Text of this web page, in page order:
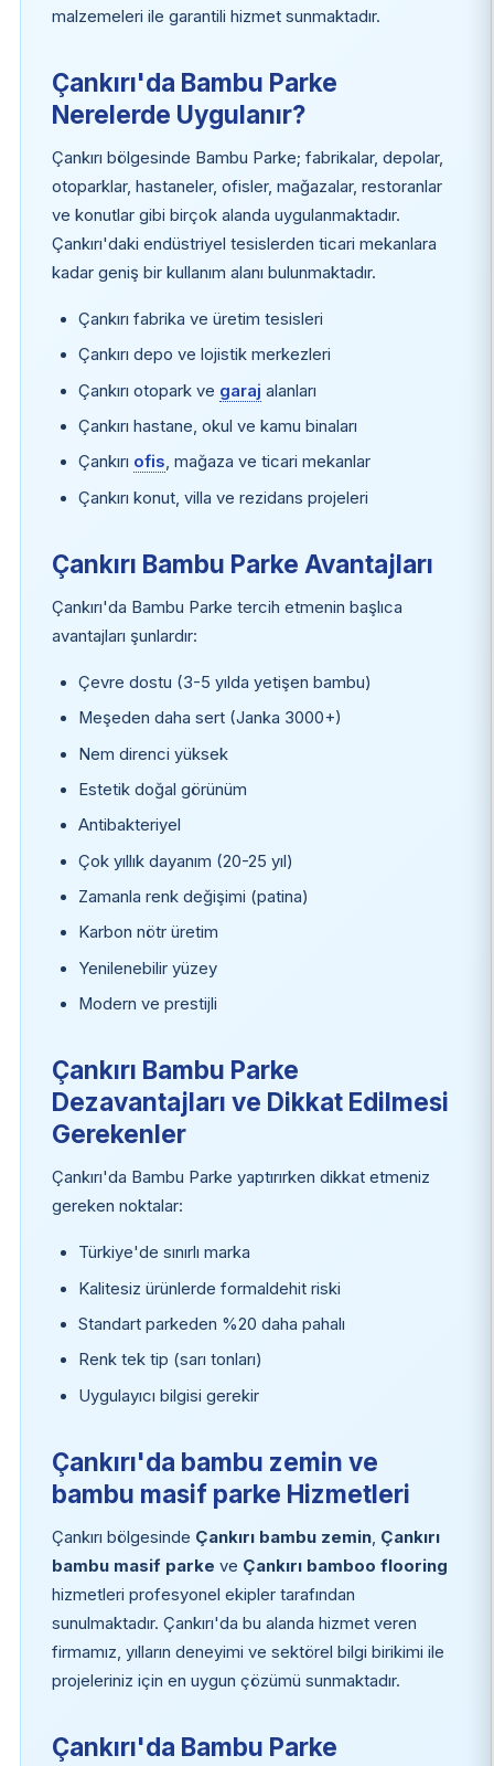
malzemeleri ile garantili hizmet sunmaktadır.
Çankırı'da Bambu Parke
Nerelerde Uygulanır?
Çankırı bölgesinde Bambu Parke; fabrikalar, depolar,
otoparklar, hastaneler, ofisler, mağazalar, restoranlar
ve konutlar gibi birçok alanda uygulanmaktadır.
Çankırı'daki endüstriyel tesislerden ticari mekanlara
kadar geniş bir kullanım alanı bulunmaktadır.
Çankırı fabrika ve üretim tesisleri
Çankırı depo ve lojistik merkezleri
Çankırı otopark ve garaj alanları
Çankırı hastane, okul ve kamu binaları
Çankırı ofis, mağaza ve ticari mekanlar
Çankırı konut, villa ve rezidans projeleri
Çankırı Bambu Parke Avantajları
Çankırı'da Bambu Parke tercih etmenin başlıca
avantajları şunlardır:
Çevre dostu (3-5 yılda yetişen bambu)
Meşeden daha sert (Janka 3000+)
Nem direnci yüksek
Estetik doğal görünüm
Antibakteriyel
Çok yıllık dayanım (20-25 yıl)
Zamanla renk değişimi (patina)
Karbon nötr üretim
Yenilenebilir yüzey
Modern ve prestijli
Çankırı Bambu Parke
Dezavantajları ve Dikkat Edilmesi
Gerekenler
Çankırı'da Bambu Parke yaptırırken dikkat etmeniz
gereken noktalar:
Türkiye'de sınırlı marka
Kalitesiz ürünlerde formaldehit riski
Standart parkeden %20 daha pahalı
Renk tek tip (sarı tonları)
Uygulayıcı bilgisi gerekir
Çankırı'da bambu zemin ve
bambu masif parke Hizmetleri
Çankırı bölgesinde Çankırı bambu zemin, Çankırı
bambu masif parke ve Çankırı bamboo flooring
hizmetleri profesyonel ekipler tarafından
sunulmaktadır. Çankırı'da bu alanda hizmet veren
firmamız, yılların deneyimi ve sektörel bilgi birikimi ile
projeleriniz için en uygun çözümü sunmaktadır.
Çankırı'da Bambu Parke